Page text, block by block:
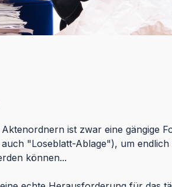
ist zwar eine gängige
"Loseblatt-Ablage"), um
können...